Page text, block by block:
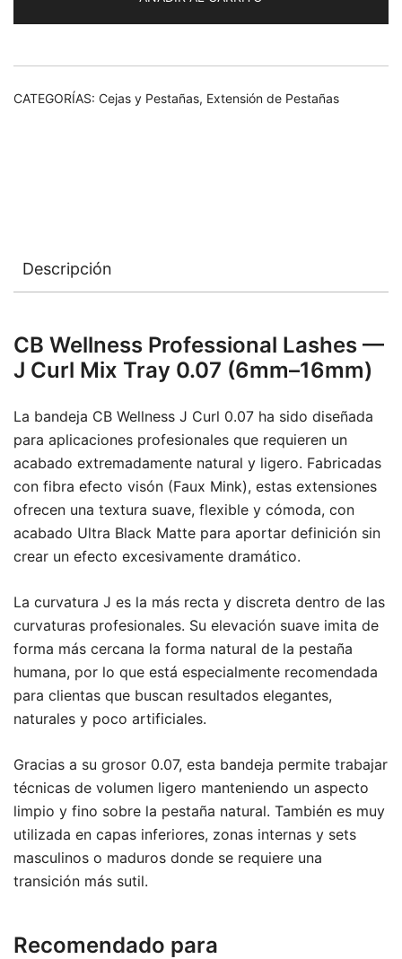
Mix
3D.J
cantidad
CATEGORÍAS: Cejas y Pestañas, Extensión de Pestañas
Descripción
CB Wellness Professional Lashes —
J Curl Mix Tray 0.07 (6mm–16mm)
La bandeja CB Wellness J Curl 0.07 ha sido diseñada
para aplicaciones profesionales que requieren un
acabado extremadamente natural y ligero. Fabricadas
con fibra efecto visón (Faux Mink), estas extensiones
ofrecen una textura suave, flexible y cómoda, con
acabado Ultra Black Matte para aportar definición sin
crear un efecto excesivamente dramático.
La curvatura J es la más recta y discreta dentro de las
curvaturas profesionales. Su elevación suave imita de
forma más cercana la forma natural de la pestaña
humana, por lo que está especialmente recomendada
para clientas que buscan resultados elegantes,
naturales y poco artificiales.
Gracias a su grosor 0.07, esta bandeja permite trabajar
técnicas de volumen ligero manteniendo un aspecto
limpio y fino sobre la pestaña natural. También es muy
utilizada en capas inferiores, zonas internas y sets
masculinos o maduros donde se requiere una
transición más sutil.
Recomendado para